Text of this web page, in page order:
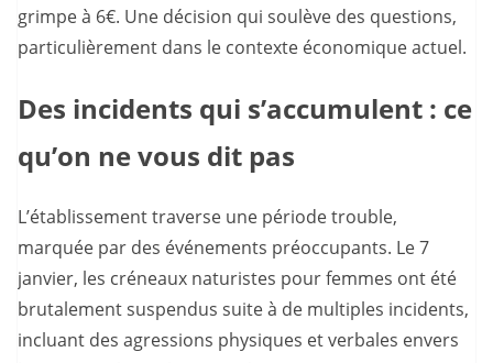
grimpe à 6€. Une décision qui soulève des questions,
particulièrement dans le contexte économique actuel.
Des incidents qui s’accumulent : ce
qu’on ne vous dit pas
L’établissement traverse une période trouble,
marquée par des événements préoccupants. Le 7
janvier, les créneaux naturistes pour femmes ont été
brutalement suspendus suite à de multiples incidents,
incluant des agressions physiques et verbales envers